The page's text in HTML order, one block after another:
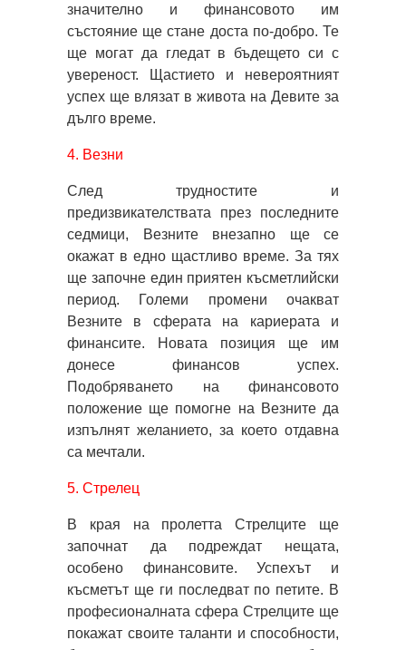
значително и финансовото им
състояние ще стане доста по-добро. Те
ще могат да гледат в бъдещето си с
увереност. Щастието и невероятният
успех ще влязат в живота на Девите за
дълго време.
4. Везни
След трудностите и
предизвикателствата през последните
седмици, Везните внезапно ще се
окажат в едно щастливо време. За тях
ще започне един приятен късметлийски
период. Големи промени очакват
Везните в сферата на кариерата и
финансите. Новата позиция ще им
донесе финансов успех.
Подобряването на финансовото
положение ще помогне на Везните да
изпълнят желанието, за което отдавна
са мечтали.
5. Стрелец
В края на пролетта Стрелците ще
започнат да подреждат нещата,
особено финансовите. Успехът и
късметът ще ги последват по петите. В
професионалната сфера Стрелците ще
покажат своите таланти и способности,